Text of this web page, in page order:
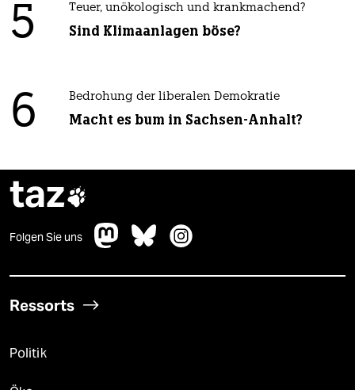
5 Teuer, unökologisch und krankmachend?
Sind Klimaanlagen böse?
6 Bedrohung der liberalen Demokratie
Macht es bum in Sachsen-Anhalt?
taz
Folgen Sie uns
Ressorts
Politik